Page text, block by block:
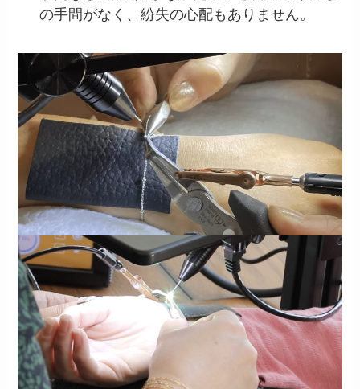
の手間がなく、紛失の心配もありません。